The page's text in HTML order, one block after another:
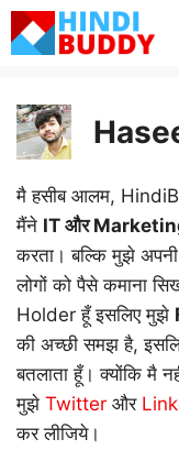
Skip
to
मै हसीब आलम,
मैंने IT और
करता। बल्कि मुझे अपनी
लोगों को पैसे कमाना
Holder हूँ इसलिए मुझे
की अच्छी समझ है,
बतलाता हूँ। क्योंकि मै
मुझे Twitter और
कर लीजिये।